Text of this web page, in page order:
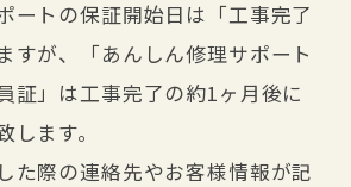
ートの保証開始日は「工事完了
すが、「あんしん修理サポート
証」は工事完了の約1ヶ月後に
ます。
た際の連絡先やお客様情報が記